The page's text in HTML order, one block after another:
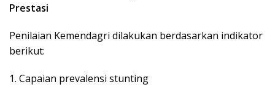
Prestasi
Penilaian Kemendagri dilakukan berdasarkan indikator
berikut:
1. Capaian prevalensi stunting